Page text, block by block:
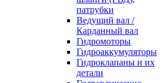
патрубки
Ведущий вал /
Карданный вал
Гидромоторы
Гидроаккумуляторы
Гидроклапаны и их
детали